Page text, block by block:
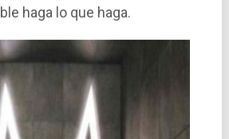
haga lo que haga.